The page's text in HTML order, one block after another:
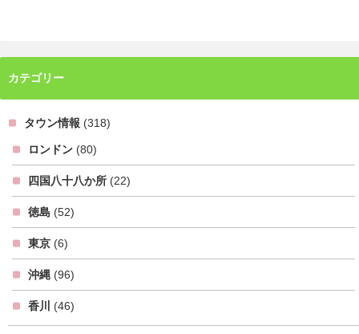
カテゴリー
タウン情報 (318)
ロンドン (80)
四国八十八か所 (22)
徳島 (52)
東京 (6)
沖縄 (96)
香川 (46)